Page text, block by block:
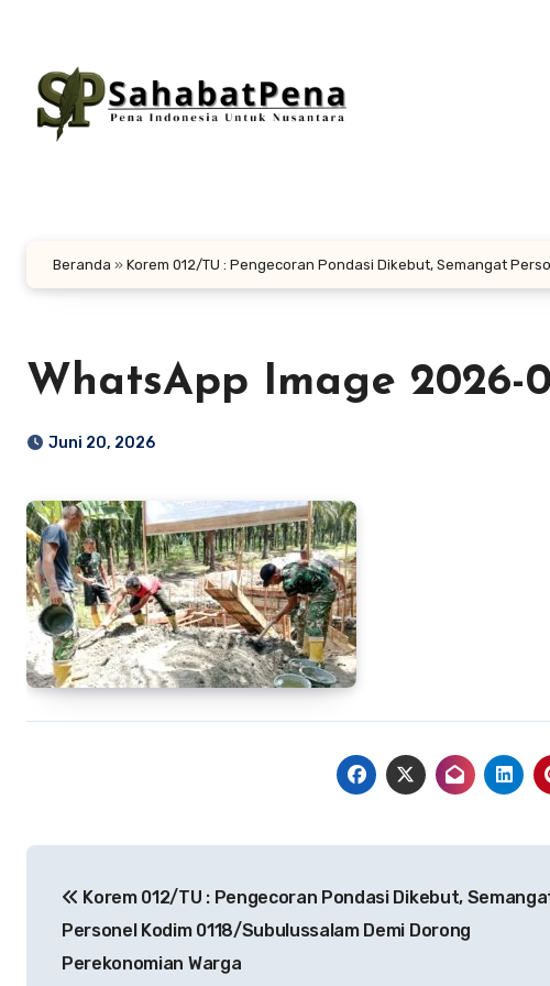
konten
Beranda » Korem 012/TU : Pengecoran Pondasi Dikebut, Semangat
WhatsApp Image 2026-
Juni 20, 2026
pos Korem 012/TU : Pengecoran Pondasi Dikebut,
Personel Kodim 0118/Subulussalam Demi Dorong
Perekonomian Warga